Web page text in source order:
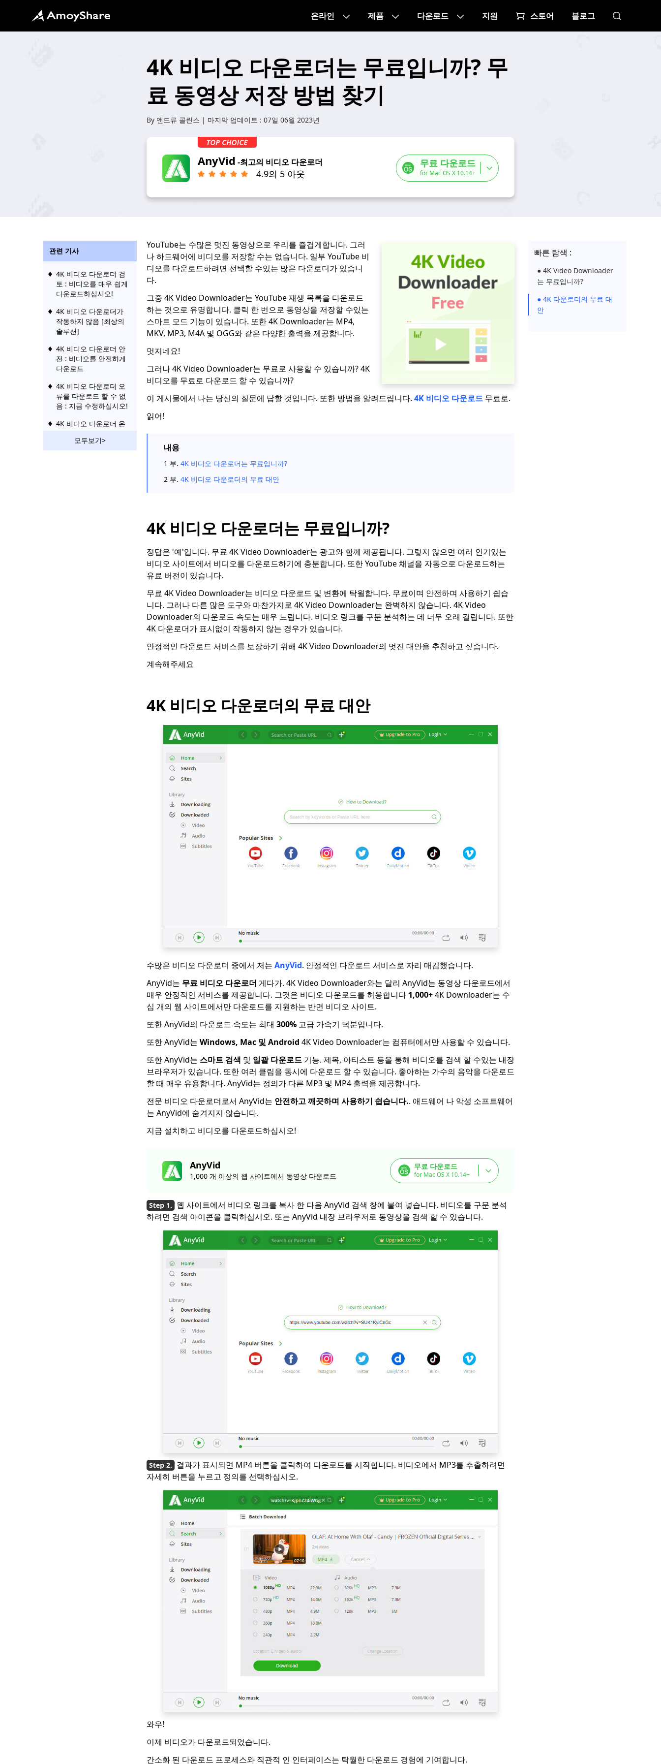
온라인 제품 다운로드 지원 스토어 블로그
4K 비디오 다운로더는 무료입니까? 무
료 동영상 저장 방법 찾기
By 앤드류 콜린스 | 마지막 업데이트 : 07일 06월 2023년
AnyVid -최고의 비디오 다운로더
4.9의 5 아웃
무료 다운로드
for Mac OS X 10.14+
YouTube는 수많은 멋진 동영상으로 우리를 즐겁게합니다. 그러
나 하드웨어에 비디오를 저장할 수는 없습니다. 일부 YouTube 비
디오를 다운로드하려면 선택할 수있는 많은 다운로더가 있습니
다.
그중 4K Video Downloader는 YouTube 재생 목록을 다운로드
하는 것으로 유명합니다. 클릭 한 번으로 동영상을 저장할 수있는
스마트 모드 기능이 있습니다. 또한 4K Downloader는 MP4,
MKV, MP3, M4A 및 OGG와 같은 다양한 출력을 제공합니다.
멋지네요!
그러나 4K Video Downloader는 무료로 사용할 수 있습니까? 4K
비디오를 무료로 다운로드 할 수 있습니까?
이 게시물에서 나는 당신의 질문에 답할 것입니다. 또한 방법을 알려드립니다. 4K 비디오 다운로드 무료로.
읽어!
내용
1 부. 4K 비디오 다운로더는 무료입니까?
2 부. 4K 비디오 다운로더의 무료 대안
4K 비디오 다운로더는 무료입니까?
정답은 '예'입니다. 무료 4K Video Downloader는 광고와 함께 제공됩니다. 그렇지 않으면 여러 인기있는
비디오 사이트에서 비디오를 다운로드하기에 충분합니다. 또한 YouTube 채널을 자동으로 다운로드하는
유료 버전이 있습니다.
무료 4K Video Downloader는 비디오 다운로드 및 변환에 탁월합니다. 무료이며 안전하며 사용하기 쉽습
니다. 그러나 다른 많은 도구와 마찬가지로 4K Video Downloader는 완벽하지 않습니다. 4K Video
Downloader의 다운로드 속도는 매우 느립니다. 비디오 링크를 구문 분석하는 데 너무 오래 걸립니다. 또한
4K 다운로더가 표시없이 작동하지 않는 경우가 있습니다.
안정적인 다운로드 서비스를 보장하기 위해 4K Video Downloader의 멋진 대안을 추천하고 싶습니다.
계속해주세요
4K 비디오 다운로더의 무료 대안
수많은 비디오 다운로더 중에서 저는 AnyVid. 안정적인 다운로드 서비스로 자리 매김했습니다.
AnyVid는 무료 비디오 다운로더 게다가. 4K Video Downloader와는 달리 AnyVid는 동영상 다운로드에서
매우 안정적인 서비스를 제공합니다. 그것은 비디오 다운로드를 허용합니다 1,000+4K Downloader는 수
십 개의 웹 사이트에서만 다운로드를 지원하는 반면 비디오 사이트.
또한 AnyVid의 다운로드 속도는 최대 300% 고급 가속기 덕분입니다.
또한 AnyVid는 Windows, Mac 및 Android 4K Video Downloader는 컴퓨터에서만 사용할 수 있습니다.
또한 AnyVid는 스마트 검색 및 일괄 다운로드 기능. 제목, 아티스트 등을 통해 비디오를 검색 할 수있는 내장
브라우저가 있습니다. 또한 여러 클립을 동시에 다운로드 할 수 있습니다. 좋아하는 가수의 음악을 다운로드
할 때 매우 유용합니다. AnyVid는 정의가 다른 MP3 및 MP4 출력을 제공합니다.
전문 비디오 다운로더로서 AnyVid는 안전하고 깨끗하며 사용하기 쉽습니다.. 애드웨어 나 악성 소프트웨어
는 AnyVid에 숨겨지지 않습니다.
지금 설치하고 비디오를 다운로드하십시오!
AnyVid
1,000 개 이상의 웹 사이트에서 동영상 다운로드
무료 다운로드
for Mac OS X 10.14+
웹 사이트에서 비디오 링크를 복사 한 다음 AnyVid 검색 창에 붙여 넣습니다. 비디오를 구문 분석
하려면 검색 아이콘을 클릭하십시오. 또는 AnyVid 내장 브라우저로 동영상을 검색 할 수 있습니다.
결과가 표시되면 MP4 버튼을 클릭하여 다운로드를 시작합니다. 비디오에서 MP3를 추출하려면
자세히 버튼을 누르고 정의를 선택하십시오.
와우!
이제 비디오가 다운로드되었습니다.
간소화 된 다운로드 프로세스와 직관적 인 인터페이스는 탁월한 다운로드 경험에 기여합니다.
빠른 탐색 :
● 4K Video Downloader
는 무료입니까?
● 4K 다운로더의 무료 대
안
관련 기사
4K 비디오 다운로더 검
토 : 비디오를 매우 쉽게
다운로드하십시오!
4K 비디오 다운로더가
작동하지 않음 [최상의
솔루션]
4K 비디오 다운로더 안
전 : 비디오를 안전하게
다운로드
4K 비디오 다운로더 오
류를 다운로드 할 수 없
음 : 지금 수정하십시오!
4K 비디오 다운로더 온
게 시청모두보기>